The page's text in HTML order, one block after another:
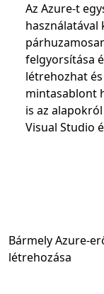
Az Azure-t
felgyorsítása
létrehozhat
mintasablont
is az
Visual Studio
Bármely Azure-
létrehozása